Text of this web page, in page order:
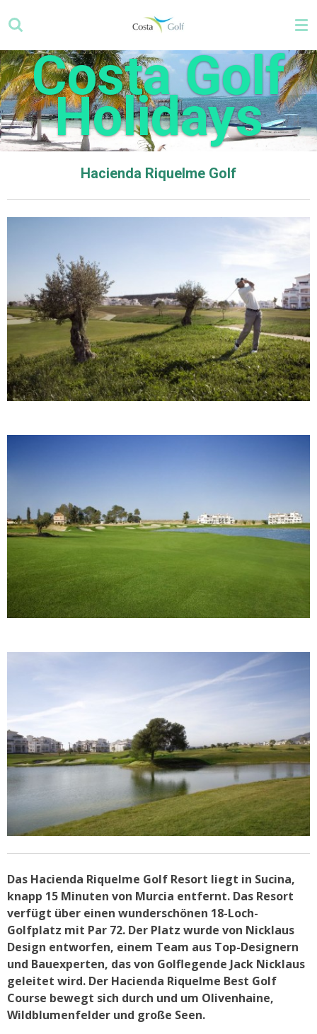
Hauptinhalt
springenCosta Golf
Holidays
Hacienda Riquelme Golf
Das Hacienda Riquelme Golf Resort liegt in Sucina,
knapp 15 Minuten von Murcia entfernt. Das Resort
verfügt über einen wunderschönen 18-Loch-
Golfplatz mit Par 72. Der Platz wurde von Nicklaus
Design entworfen, einem Team aus Top-Designern
und Bauexperten, das von Golflegende Jack Nicklaus
geleitet wird. Der Hacienda Riquelme Best Golf
Course bewegt sich durch und um Olivenhaine,
Wildblumenfelder und große Seen.